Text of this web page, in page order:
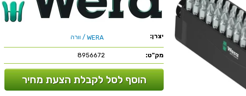
יצרן: WERA / וורה
מק"ט: 8956672
הוסף לסל לקבלת הצעת מחיר